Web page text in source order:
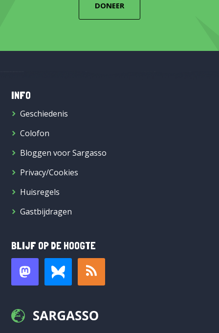
DONEER
INFO
Geschiedenis
Colofon
Bloggen voor Sargasso
Privacy/Cookies
Huisregels
Gastbijdragen
BLIJF OP DE HOOGTE